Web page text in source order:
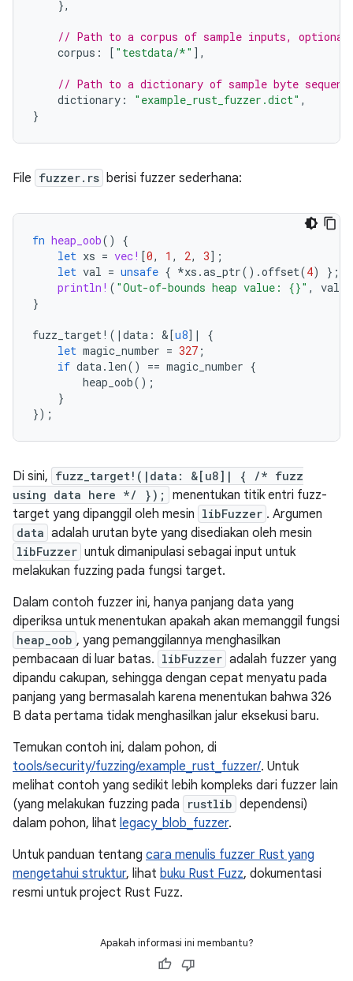
},
// Path to a corpus of sample inputs,
corpus : [ "testdata/*" ],
// Path to a dictionary of sample byte
dictionary : "example_rust_fuzzer.dict" ,
}
File fuzzer.rs berisi fuzzer sederhana:
fn heap_oob()
{
let xs = vec! [0, 1 , 2, 3];
let val = unsafe { *xs .as_ptr().offset(4)
};
println! ( "Out-of-bounds heap value: {}" , val
}
fuzz_target! ( | data : &[u8] |
{
let magic_number = 327 ;
if data. len() == magic_number {
heap_oob();
}
});
Di sini, fuzz_target!(|data: &[u8]| { /* fuzz
using data here */ });
menentukan titik entri fuzz-
target yang dipanggil oleh mesin libFuzzer . Argumen
data adalah urutan byte yang disediakan oleh mesin
libFuzzer untuk dimanipulasi sebagai input untuk
melakukan fuzzing pada fungsi target.
Dalam contoh fuzzer ini, hanya panjang data yang
diperiksa untuk menentukan apakah akan memanggil fungsi
heap_oob , yang pemanggilannya menghasilkan
pembacaan di luar batas. libFuzzer adalah fuzzer yang
dipandu cakupan, sehingga dengan cepat menyatu pada
panjang yang bermasalah karena menentukan bahwa 326
B data pertama tidak menghasilkan jalur eksekusi baru.
Temukan contoh ini, dalam pohon, di
tools/security/fuzzing/example_rust_fuzzer/. Untuk
melihat contoh yang sedikit lebih kompleks dari fuzzer lain
(yang melakukan fuzzing pada
rustlib dependensi)
dalam pohon, lihat legacy_blob_fuzzer.
Untuk panduan tentang cara menulis fuzzer Rust yang
mengetahui struktur, lihat buku Rust Fuzz, dokumentasi
resmi untuk project Rust Fuzz.
Apakah informasi ini membantu?